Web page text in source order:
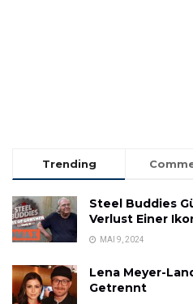
Trending
Steel Buddies
Verlust Einer
MAI 9, 2024
Lena Meyer-
Getrennt